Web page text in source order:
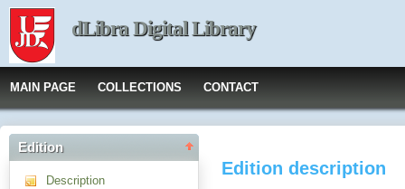
dLibra Digital Library
MAIN PAGE COLLECTIONS CONTACT
Edition
Description
Edition description